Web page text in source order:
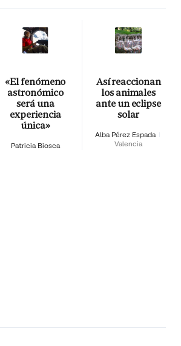
«El fenómeno
astronómico
será una
experiencia
única»
Patricia Biosca
Así reaccionan
los animales
ante un eclipse
solar
Alba Pérez Espada
Valencia